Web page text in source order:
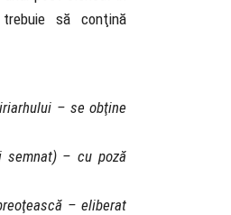
trebuie să conţină
– se obţine
semnat) – cu poză
– eliberat